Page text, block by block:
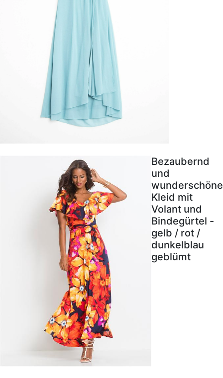
Bezaubernd
und
wunderschöne
Kleid mit
Volant und
Bindegürtel -
gelb / rot /
dunkelblau
geblümt